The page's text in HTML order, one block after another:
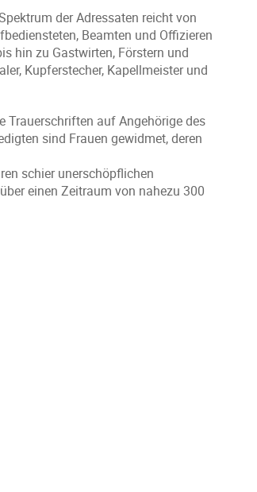
der Adressaten reicht von
Beamten und Offizieren
hin zu Gastwirten, Förstern und
Kupferstecher, Kapellmeister und
Trauerschriften auf Angehörige des
sind Frauen gewidmet, deren
schier unerschöpflichen
einen Zeitraum von nahezu 300